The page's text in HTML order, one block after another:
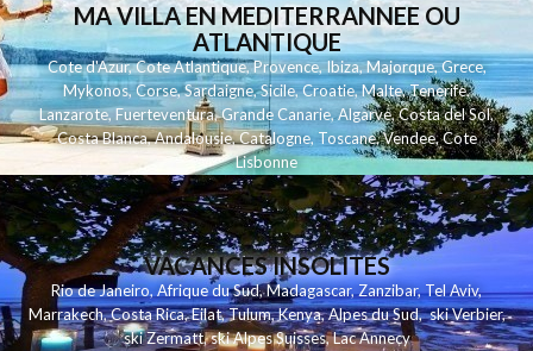
MA VILLA EN MEDITERRANNEE OU
ATLANTIQUE
Cote d'Azur,Cote Atlantique,Provence,Ibiza,Majorque,Grece,
Mykonos,Corse,Sardaigne,Sicile,Croatie,Malte,Tenerife,
Lanzarote,Fuerteventura,Grande Canarie,Algarve,Costa del Sol,
Costa Blanca,Andalousie,Catalogne,Toscane,Vendee,Cote
Lisbonne
VACANCES INSOLITES
Rio de Janeiro,Afrique du Sud,Madagascar,Zanzibar,Tel Aviv,
Marrakech,Costa Rica,Eilat,Tulum,Kenya,Alpes du Sud,ski Verbier,
ski Zermatt,ski Alpes Suisses,Lac Annecy